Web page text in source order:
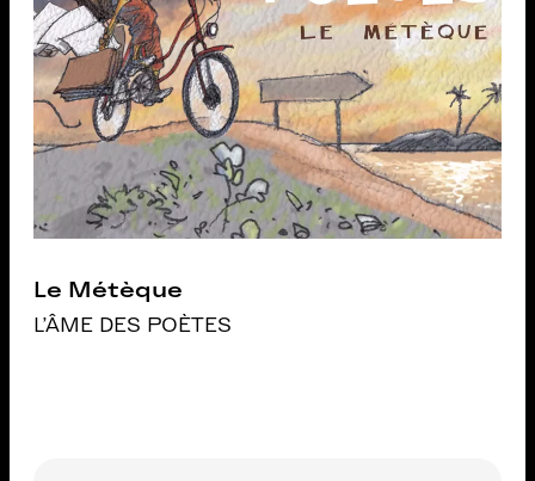
Le Métèque
L'ÂME DES POÈTES